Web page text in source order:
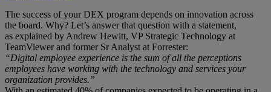
The success of your DEX program depends on innovation across
the board. Why? Let’s answer that question with a statement,
as explained by Andrew Hewitt, VP Strategic Technology at
TeamViewer and former Sr Analyst at Forrester:
“Digital employee experience is the sum of all the perceptions
employees have working with the technology and services your
organization provides.”